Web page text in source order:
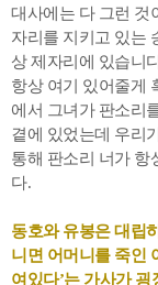
대사에는 다 그런 것
자리를 지키고 있는
상 제자리에 있습니
항상 여기 있어줄게
에서 그녀가 판소리
곁에 있었는데 우리
통해 판소리 너가 항
다.
동호와 유봉은 대립
니면 어머니를 죽인
여있다’는 가사가